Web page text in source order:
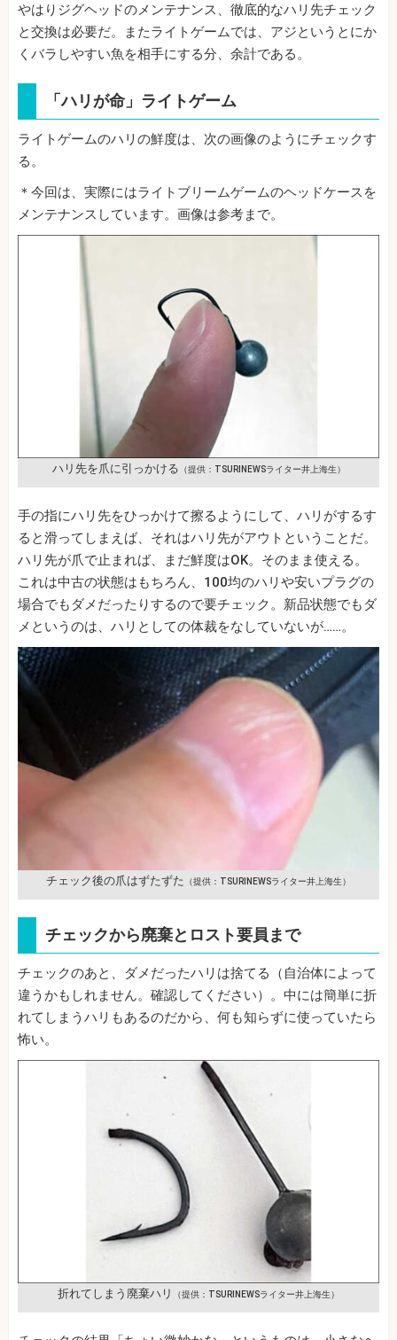
やはりジグヘッドのメンテナンス、徹底的なハリ先チェック
と交換は必要だ。またライトゲームでは、アジというとにか
くバラしやすい魚を相手にする分、余計である。
「ハリが命」ライトゲーム
ライトゲームのハリの鮮度は、次の画像のようにチェックす
る。
＊今回は、実際にはライトブリームゲームのヘッドケースを
メンテナンスしています。画像は参考まで。
ハリ先を爪に引っかける （提供：TSURINEWSライター井上海生）
手の指にハリ先をひっかけて擦るようにして、ハリがするす
ると滑ってしまえば、それはハリ先がアウトということだ。
ハリ先が爪で止まれば、まだ鮮度はOK。そのまま使える。
これは中古の状態はもちろん、100均のハリや安いプラグの
場合でもダメだったりするので要チェック。新品状態でもダ
メというのは、ハリとしての体裁をなしていないが……。
チェック後の爪はずたずた （提供：TSURINEWSライター井上海生）
チェックから廃棄とロスト要員まで
チェックのあと、ダメだったハリは捨てる（自治体によって
違うかもしれません。確認してください）。中には簡単に折
れてしまうハリもあるのだから、何も知らずに使っていたら
怖い。
折れてしまう廃棄ハリ （提供：TSURINEWSライター井上海生）